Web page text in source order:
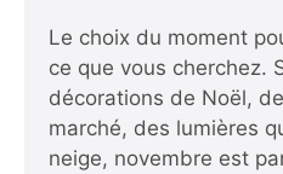
Le choix du moment
ce que vous cherchez.
décorations de Noël,
marché, des lumières
neige, novembre est